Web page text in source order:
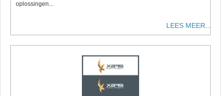
oplossingen...
LEES MEER...